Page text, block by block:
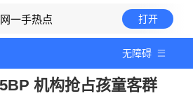
一手热点 打开
无障碍
机构抢占孩童客群